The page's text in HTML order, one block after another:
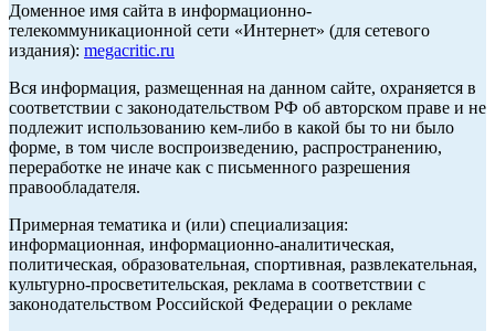
Доменное имя сайта в информационно-
телекоммуникационной сети «Интернет» (для сетевого
издания): megacritic.ru
Вся информация, размещенная на данном сайте, охраняется в
соответствии с законодательством РФ об авторском праве и не
подлежит использованию кем-либо в какой бы то ни было
форме, в том числе воспроизведению, распространению,
переработке не иначе как с письменного разрешения
правообладателя.
Примерная тематика и (или) специализация:
информационная, информационно-аналитическая,
политическая, образовательная, спортивная, развлекательная,
культурно-просветительская, реклама в соответствии с
законодательством Российской Федерации о рекламе